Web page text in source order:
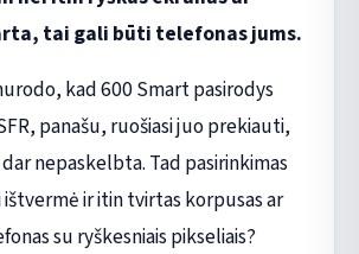
tai gali būti telefonas jums.
kad 600 Smart pasirodys
panašu, ruošiasi juo prekiauti,
nepaskelbta. Tad pasirinkimas
ir itin tvirtas korpusas ar
su ryškesniais pikseliais?